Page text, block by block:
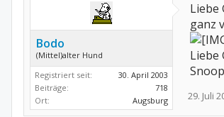
Bodo
(Mittel)alter Hund
Registriert seit:
30. April 2003
Beiträge:
718
Ort:
Augsburg
Liebe
ganz
Liebe
29. Juli